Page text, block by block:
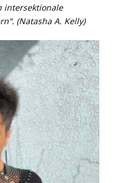
intersektionale
(Natasha A. Kelly)